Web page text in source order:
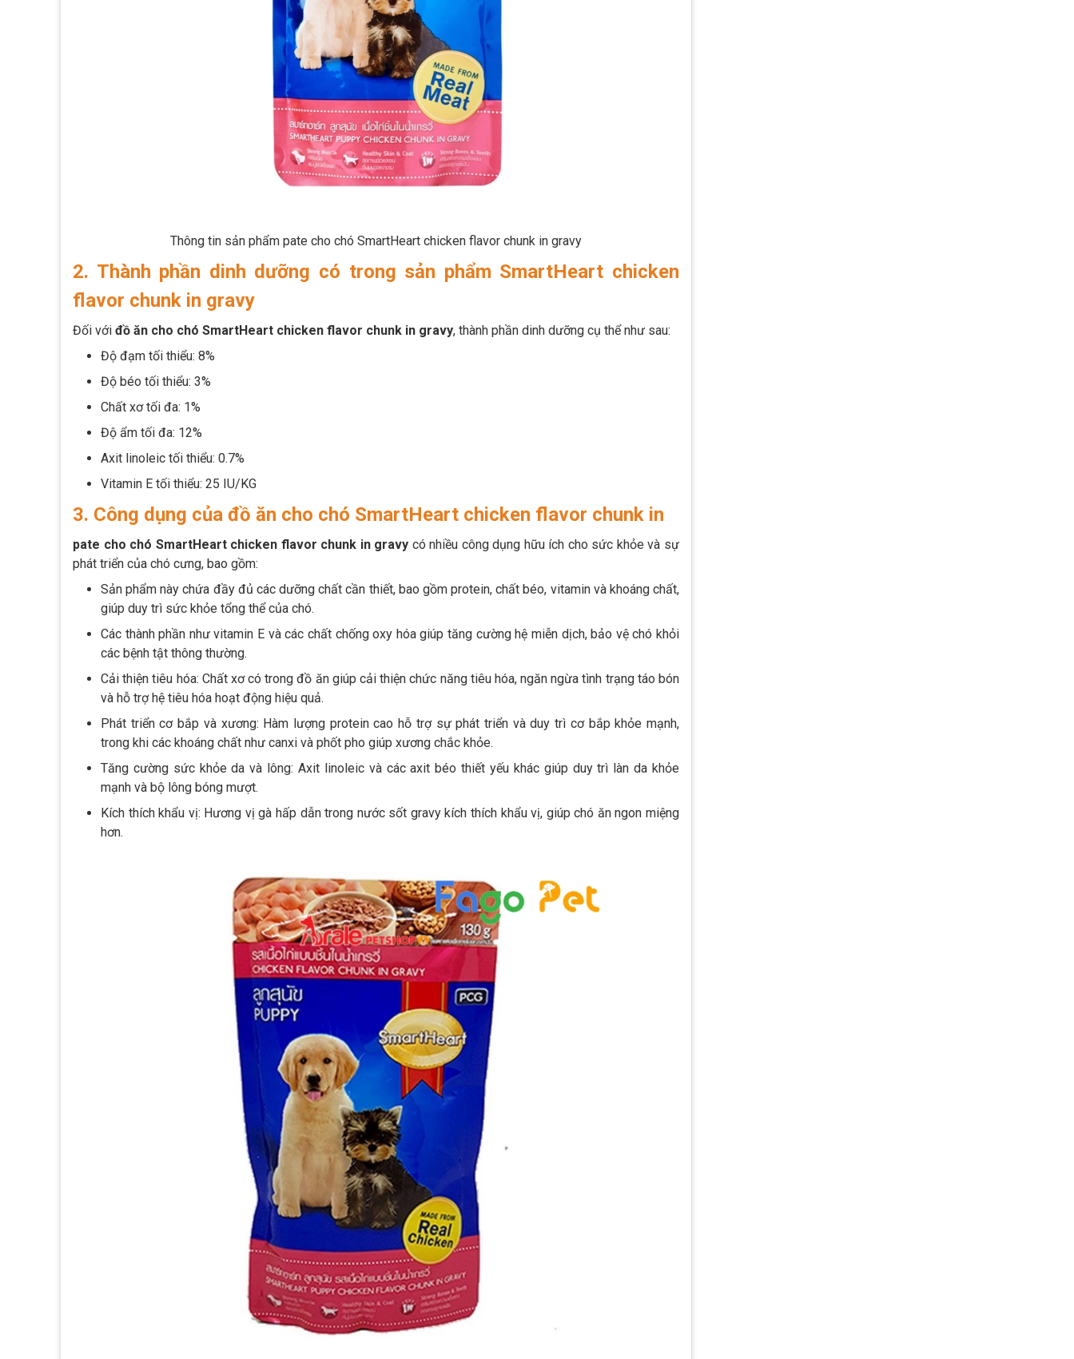
Thông tin sản phẩm pate cho chó SmartHeart chicken flavor chunk in gravy
2. Thành phần dinh dưỡng có trong sản phẩm SmartHeart chicken
flavor chunk in gravy
Đối với đồ ăn cho chó SmartHeart chicken flavor chunk in gravy, thành phần dinh dưỡng cụ thể như sau:
Độ đạm tối thiểu: 8%
Độ béo tối thiểu: 3%
Chất xơ tối đa: 1%
Độ ẩm tối đa: 12%
Axit linoleic tối thiểu: 0.7%
Vitamin E tối thiểu: 25 IU/KG
3. Công dụng của đồ ăn cho chó SmartHeart chicken flavor chunk in
pate cho chó SmartHeart chicken flavor chunk in gravy có nhiều công dụng hữu ích cho sức khỏe và sự
phát triển của chó cưng, bao gồm:
Sản phẩm này chứa đầy đủ các dưỡng chất cần thiết, bao gồm protein, chất béo, vitamin và khoáng chất,
giúp duy trì sức khỏe tổng thể của chó.
Các thành phần như vitamin E và các chất chống oxy hóa giúp tăng cường hệ miễn dịch, bảo vệ chó khỏi
các bệnh tật thông thường.
Cải thiện tiêu hóa: Chất xơ có trong đồ ăn giúp cải thiện chức năng tiêu hóa, ngăn ngừa tình trạng táo bón
và hỗ trợ hệ tiêu hóa hoạt động hiệu quả.
Phát triển cơ bắp và xương: Hàm lượng protein cao hỗ trợ sự phát triển và duy trì cơ bắp khỏe mạnh,
trong khi các khoáng chất như canxi và phốt pho giúp xương chắc khỏe.
Tăng cường sức khỏe da và lông: Axit linoleic và các axit béo thiết yếu khác giúp duy trì làn da khỏe
mạnh và bộ lông bóng mượt.
Kích thích khẩu vị: Hương vị gà hấp dẫn trong nước sốt gravy kích thích khẩu vị, giúp chó ăn ngon miệng
hơn.